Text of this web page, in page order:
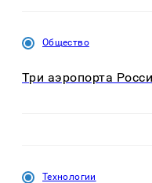
Общество
Три аэропорта
Технологии